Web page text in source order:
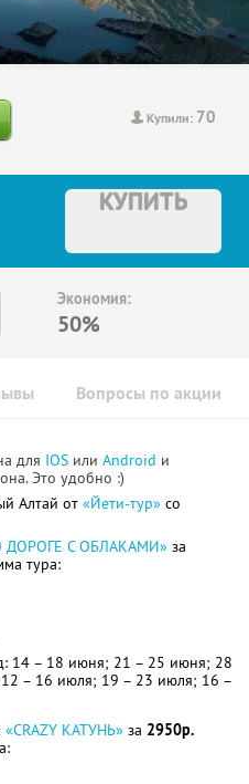
Купили: 70
КУПИТЬ
Экономия:
50%
Вопросы по акции
для IOS или Android и
Это удобно :)
Алтай от «Йети-тур» со
ДОРОГЕ С ОБЛАКАМИ» за
тура:
14 – 18 июня; 21 – 25 июня; 28
– 16 июля; 19 – 23 июля; 16 –
«CRAZY КАТУНЬ» за 2950р.